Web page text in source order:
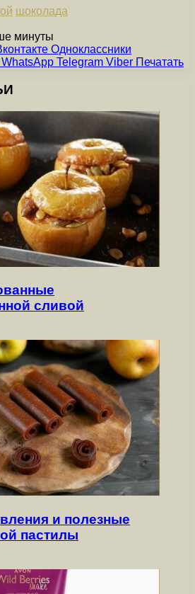
шоколада
минуты
Одноклассники
WhatsApp Telegram Viber Печатать
сливой
и полезные
пастилы